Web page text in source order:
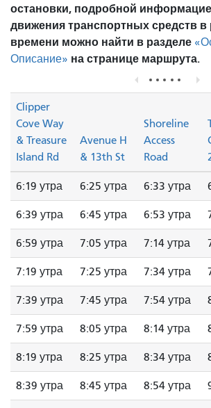
остановки, подробной
движения транспортных средств
времени можно найти в разделе
Описание» на странице маршрута.
Clipper
Cove Way
& Treasure
Island Rd
Avenue H
& 13th St
Shoreline
Access
Road
6:19 утра 6:25 утра 6:33 утра
6:39 утра 6:45 утра 6:53 утра
6:59 утра 7:05 утра 7:14 утра
7:19 утра 7:25 утра 7:34 утра
7:39 утра 7:45 утра 7:54 утра
7:59 утра 8:05 утра 8:14 утра
8:19 утра 8:25 утра 8:34 утра
8:39 утра 8:45 утра 8:54 утра